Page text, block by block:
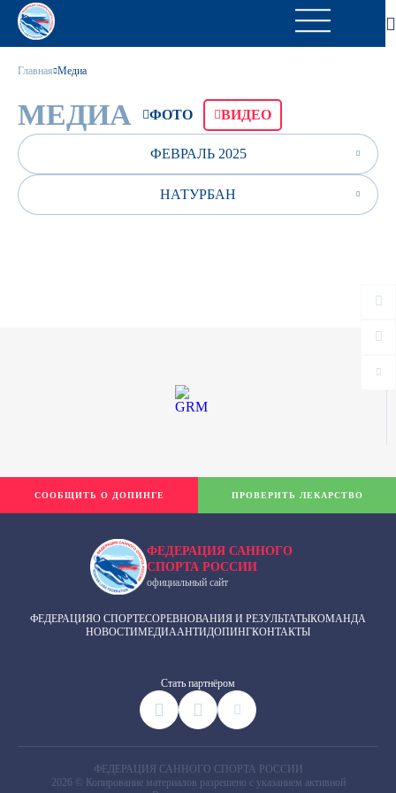
Главная Медиа
МЕДИА ФОТО ВИДЕО
ФЕВРАЛЬ 2025
НАТУРБАН
ФЕДЕРАЦИЯ САННОГО
СПОРТА РОССИИ
официальный сайт
ФЕДЕРАЦИЯО СПОРТЕСОРЕВНОВАНИЯ И РЕЗУЛЬТАТЫКОМАНДА
НОВОСТИМЕДИААНТИДОПИНГКОНТАКТЫ
Cтать партнёром
СООБЩИТЬ О ДОПИНГЕ ПРОВЕРИТЬ ЛЕКАРСТВО
ФЕДЕРАЦИЯ САННОГО СПОРТА РОССИИ
2026 © Копирование материалов разрешено с указанием активной